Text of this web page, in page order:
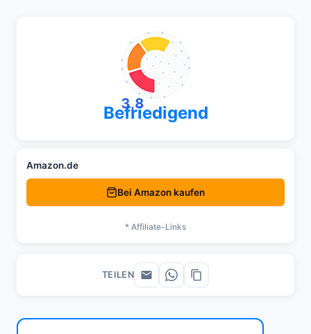
3,8
Befriedigend
Amazon.de
Bei Amazon kaufen
* Affiliate-Links
TEILEN